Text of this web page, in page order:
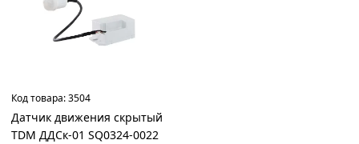
Код товара:3504
Датчик движения скрытый
TDM ДДСк-01 SQ0324-0022